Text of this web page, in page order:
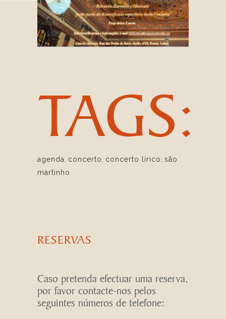
TAGS:
agenda concerto concerto lírico são
martinho
RESERVAS
Caso pretenda efectuar uma reserva,
por favor contacte-nos pelos
seguintes números de telefone: